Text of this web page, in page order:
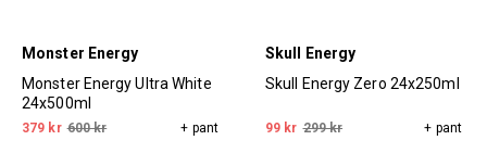
Monster Energy
Monster Energy Ultra White
24x500ml
379 kr 600 kr + pant
Skull Energy
Skull Energy Zero 24x250ml
99 kr 299 kr + pant